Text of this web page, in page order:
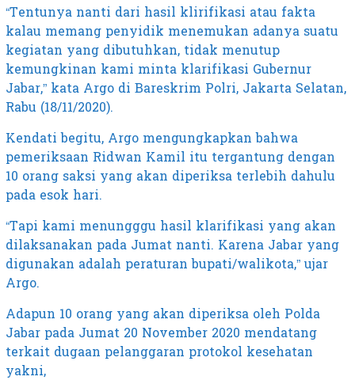
“Tentunya nanti dari hasil klirifikasi atau fakta
kalau memang penyidik menemukan adanya suatu
kegiatan yang dibutuhkan, tidak menutup
kemungkinan kami minta klarifikasi Gubernur
Jabar,” kata Argo di Bareskrim Polri, Jakarta Selatan,
Rabu (18/11/2020).
Kendati begitu, Argo mengungkapkan bahwa
pemeriksaan Ridwan Kamil itu tergantung dengan
10 orang saksi yang akan diperiksa terlebih dahulu
pada esok hari.
“Tapi kami menungggu hasil klarifikasi yang akan
dilaksanakan pada Jumat nanti. Karena Jabar yang
digunakan adalah peraturan bupati/walikota,” ujar
Argo.
Adapun 10 orang yang akan diperiksa oleh Polda
Jabar pada Jumat 20 November 2020 mendatang
terkait dugaan pelanggaran protokol kesehatan
yakni,